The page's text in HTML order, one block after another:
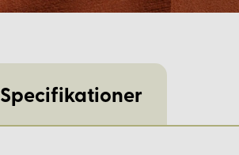
Specifikationer